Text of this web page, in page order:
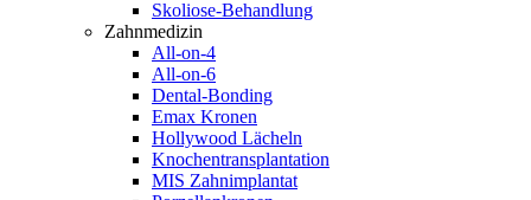
Skoliose-Behandlung
Zahnmedizin
All-on-4
All-on-6
Dental-Bonding
Emax Kronen
Hollywood Lächeln
Knochentransplantation
MIS Zahnimplantat